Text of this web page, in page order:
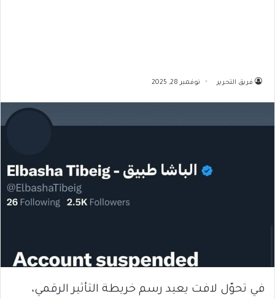
فريق التحرير نوفمبر 28, 2025
في تحوّل لافت يعيد رسم خريطة التأثير الرقمي،